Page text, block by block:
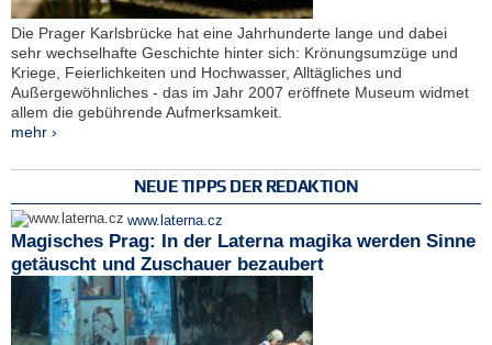
Die Prager Karlsbrücke hat eine Jahrhunderte lange und dabei
sehr wechselhafte Geschichte hinter sich: Krönungsumzüge und
Kriege, Feierlichkeiten und Hochwasser, Alltägliches und
Außergewöhnliches - das im Jahr 2007 eröffnete Museum widmet
allem die gebührende Aufmerksamkeit.
mehr ›
NEUE TIPPS DER REDAKTION
www.laterna.cz
Magisches Prag: In der Laterna magika werden Sinne
getäuscht und Zuschauer bezaubert